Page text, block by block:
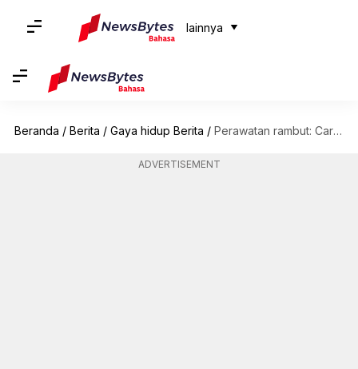
lainnya
Beranda / Berita / Gaya hidup Berita / Perawatan rambut: Cara menjinakkan rambut keriting
ADVERTISEMENT